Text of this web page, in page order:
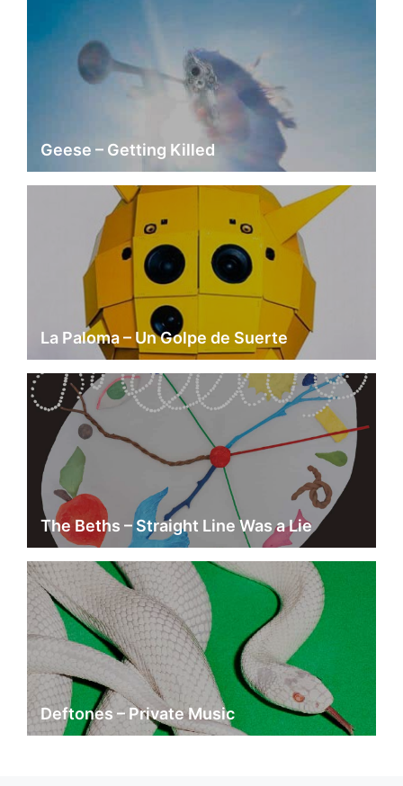
Geese – Getting Killed
La Paloma – Un Golpe de Suerte
The Beths – Straight Line Was a Lie
Deftones – Private Music